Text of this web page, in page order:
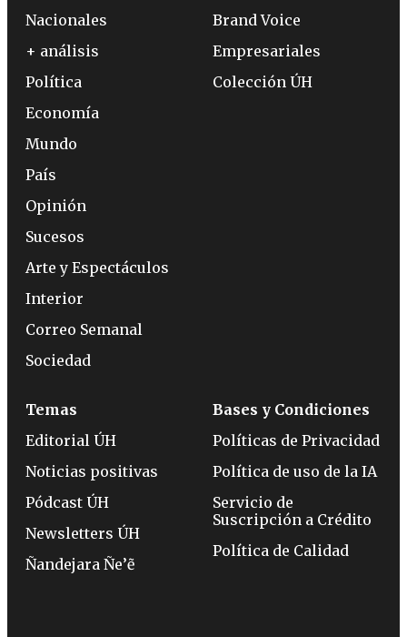
Nacionales
+ análisis
Política
Economía
Mundo
País
Opinión
Sucesos
Arte y Espectáculos
Interior
Correo Semanal
Sociedad
Brand Voice
Empresariales
Colección ÚH
Temas
Editorial ÚH
Noticias positivas
Pódcast ÚH
Newsletters ÚH
Ñandejara Ñe’ẽ
Bases y Condiciones
Políticas de Privacidad
Política de uso de la IA
Servicio de
Suscripción a Crédito
Política de Calidad